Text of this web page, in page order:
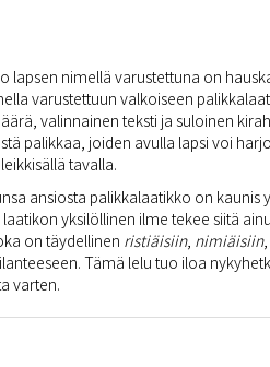
lapsen nimellä varustettuna on
varustettuun valkoiseen
valinnainen teksti ja suloinen
palikkaa, joiden avulla lapsi voi
tavalla.
ansiosta palikkalaatikko on kaunis
yksilöllinen ilme tekee siitä
on täydellinen ristiäisiin, nimiäisiin
Tämä lelu tuo iloa
varten.